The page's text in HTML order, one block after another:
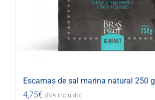
Escamas de sal marina natural 250 g
4,75€ (IVA incluido)